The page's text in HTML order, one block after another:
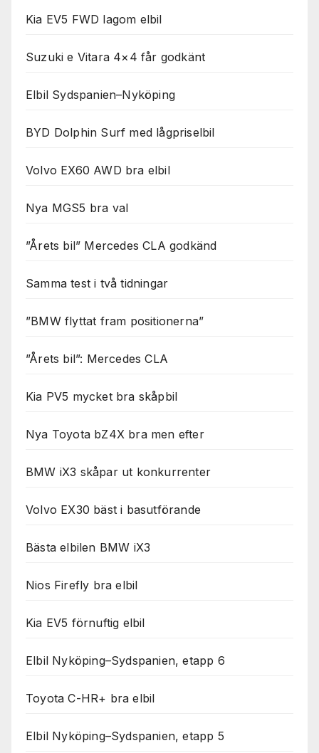
Kia EV5 FWD lagom elbil
Suzuki e Vitara 4×4 får godkänt
Elbil Sydspanien–Nyköping
BYD Dolphin Surf med lågpriselbil
Volvo EX60 AWD bra elbil
Nya MGS5 bra val
”Årets bil” Mercedes CLA godkänd
Samma test i två tidningar
”BMW flyttat fram positionerna”
”Årets bil”: Mercedes CLA
Kia PV5 mycket bra skåpbil
Nya Toyota bZ4X bra men efter
BMW iX3 skåpar ut konkurrenter
Volvo EX30 bäst i basutförande
Bästa elbilen BMW iX3
Nios Firefly bra elbil
Kia EV5 förnuftig elbil
Elbil Nyköping–Sydspanien, etapp 6
Toyota C-HR+ bra elbil
Elbil Nyköping–Sydspanien, etapp 5